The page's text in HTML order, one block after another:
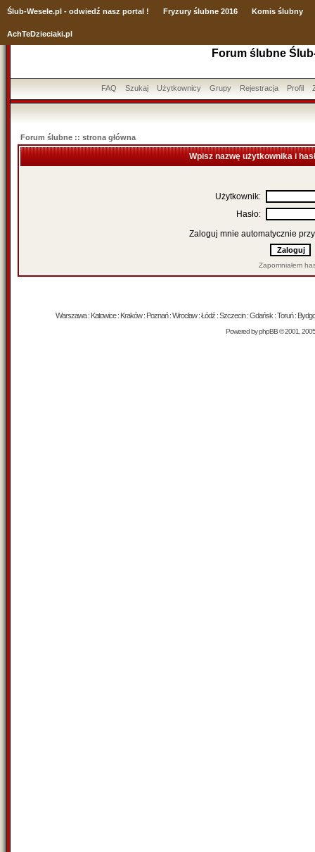
Ślub-Wesele.pl - odwiedź nasz portal ! Fryzury ślubne 2016 Komis ślubny
AchTeDzieciaki.pl
Forum ślubne
FAQ Szukaj Użytkownicy Grupy Rejestracja Profil
Forum ślubne :: strona główna
Wpisz nazwę użytkownika i
Użytkownik:
Hasło:
Zaloguj mnie automatycznie
Zapomniałem
Warszawa : Katowice : Kraków : Poznań : Wrocław : Łódź : Szczecin : Gdańsk : Toruń :
Powered byphpBB© 2001,